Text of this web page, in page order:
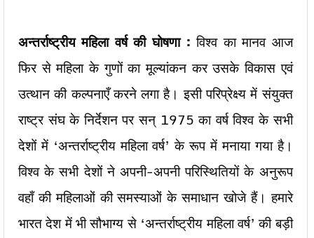
अन्तर्राष्ट्रीय महिला वर्ष की घोषणा : विश्व का मानव आज
फिर से महिला के गुणों का मूल्यांकन कर उसके विकास एवं
उत्थान की कल्पनाएँ करने लगा है। इसी परिप्रेक्ष्य में संयुक्त
राष्ट्र संघ के निर्देशन पर सन् 1975 का वर्ष विश्व के सभी
देशों में ‘अन्तर्राष्ट्रीय महिला वर्ष’ के रूप में मनाया गया है।
विश्व के सभी देशों ने अपनी-अपनी परिस्थितियों के अनुरूप
वहाँ की महिलाओं की समस्याओं के समाधान खोजे हैं। हमारे
भारत देश में भी सौभाग्य से ‘अन्तर्राष्ट्रीय महिला वर्ष’ की बड़ी